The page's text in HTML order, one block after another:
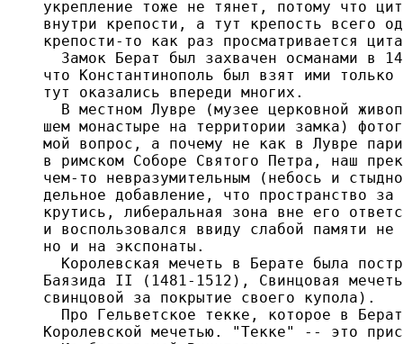
укрепление тоже не тянет, потому что
внутри крепости, а тут крепость всего
крепости-то как раз просматривается
Замок Берат был захвачен османами в
что Константинополь был взят ими
тут оказались впереди многих.
В местном Лувре (музее церковной
шем монастыре на территории замка)
мой вопрос, а почему не как в Лувре
в римском Соборе Святого Петра, наш
чем-то невразумительным (небось и
дельное добавление, что пространство
крутись, либеральная зона вне его
и воспользовался ввиду слабой памяти
но и на экспонаты.
Королевская мечеть в Берате была
Баязида II (1481-1512), Свинцовая
свинцовой за покрытие своего купола).
Про Гельветское текке, которое в
Королевской мечетью. "Текке" -- это